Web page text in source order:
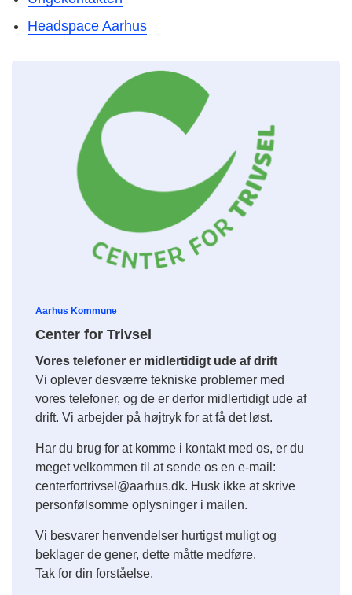
Headspace Aarhus
Aarhus Kommune
Center for Trivsel
Vores telefoner er midlertidigt ude af drift
Vi oplever desværre tekniske problemer med
vores telefoner, og de er derfor midlertidigt ude af
drift. Vi arbejder på højtryk for at få det løst.
Har du brug for at komme i kontakt med os, er du
meget velkommen til at sende os en e-mail:
centerfortrivsel@aarhus.dk. Husk ikke at skrive
personfølsomme oplysninger i mailen.
Vi besvarer henvendelser hurtigst muligt og
beklager de gener, dette måtte medføre.
Tak for din forståelse.